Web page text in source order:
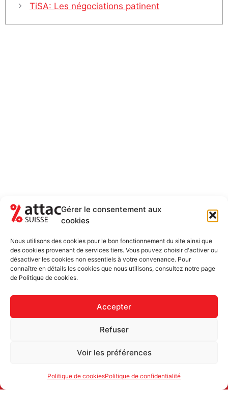
Gérer le consentement aux
cookies
Nous utilisons des cookies pour le bon fonctionnement du site ainsi que
des cookies provenant de services tiers. Vous pouvez choisir d'activer ou
désactiver les cookies non essentiels à votre convenance. Pour
connaître en détails les cookies que nous utilisons, consultez notre page
de Politique de cookies.
Accepter
Refuser
Voir les préférences
Politique de cookiesPolitique de confidentialité
TiSA: Les négociations patinent
NEWSLETTER
5-6 FOIS PAR ANNÉE
Newsletter uniquement et désinscription possible